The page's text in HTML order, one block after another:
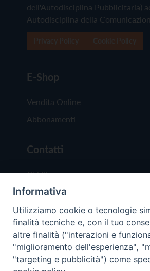
dell'Autodisciplina Pubblicitaria)
Autodisciplina della
E-Shop
Vendita Online
Abbonamenti
Contatti
Chi Siamo
Redazione
Scrivici
Informativa
Utilizziamo cookie o tecnologie
finalità tecniche e, con il tuo
altre finalità ("interazioni e
"miglioramento dell'esperienza",
"targeting e pubblicità") come